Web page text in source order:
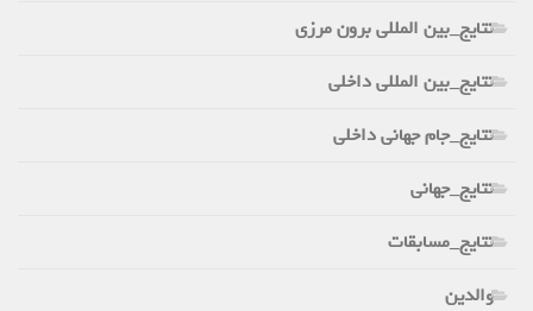
نتایج_بین المللی برون مرزی
نتایج_بین المللی داخلی
نتایج_جام جهانی داخلی
نتایج_جهانی
نتایج_مسابقات
والدین